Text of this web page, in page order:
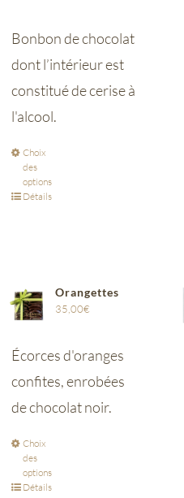
Bonbon de chocolat
dont l’intérieur est
constitué de cerise à
l'alcool.
Choix
des
options
Détails
Orangettes
35,00€
Écorces d'oranges
confites, enrobées
de chocolat noir.
Choix
des
options
Détails